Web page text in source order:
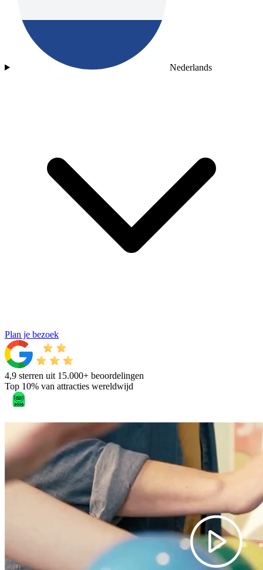
Nederlands
Plan je bezoek
4,9 sterren uit 15.000+ beoordelingen
Top 10% van attracties wereldwijd